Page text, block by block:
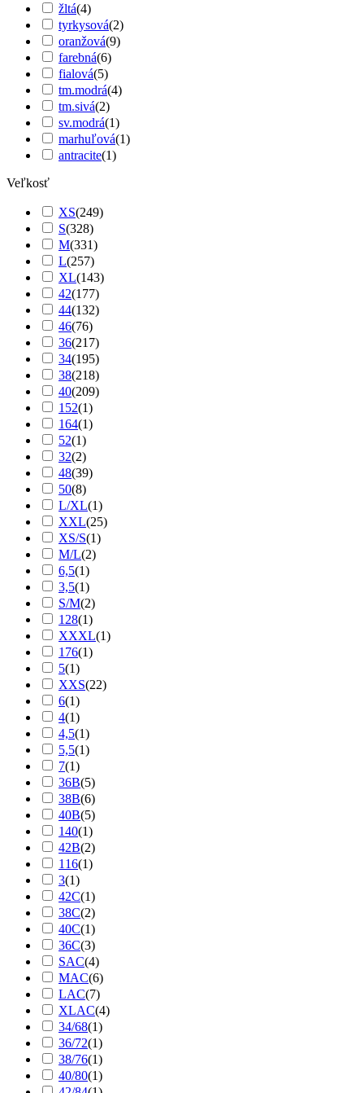
žltá(4)
tyrkysová(2)
oranžová(9)
farebná(6)
fialová(5)
tm.modrá(4)
tm.sivá(2)
sv.modrá(1)
marhuľová(1)
antracite(1)
Veľkosť
XS(249)
S(328)
M(331)
L(257)
XL(143)
42(177)
44(132)
46(76)
36(217)
34(195)
38(218)
40(209)
152(1)
164(1)
52(1)
32(2)
48(39)
50(8)
L/XL(1)
XXL(25)
XS/S(1)
M/L(2)
6,5(1)
3,5(1)
S/M(2)
128(1)
XXXL(1)
176(1)
5(1)
XXS(22)
6(1)
4(1)
4,5(1)
5,5(1)
7(1)
36B(5)
38B(6)
40B(5)
140(1)
42B(2)
116(1)
3(1)
42C(1)
38C(2)
40C(1)
36C(3)
SAC(4)
MAC(6)
LAC(7)
XLAC(4)
34/68(1)
36/72(1)
38/76(1)
40/80(1)